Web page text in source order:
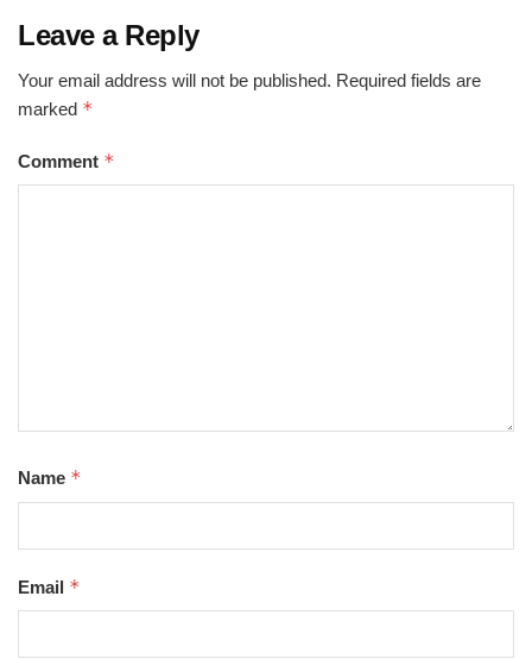
Leave a Reply
Your email address will not be published. Required fields are
marked *
Comment *
Name *
Email *